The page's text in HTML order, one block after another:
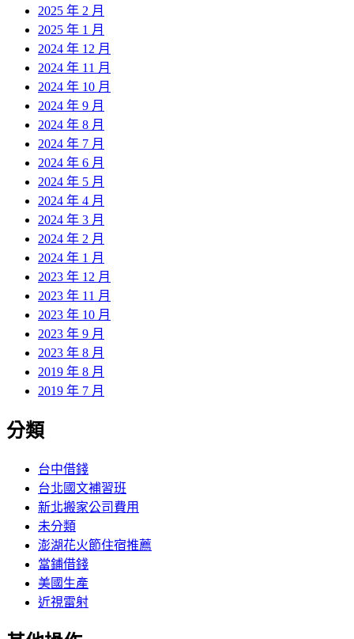
2025 年 2 月
2025 年 1 月
2024 年 12 月
2024 年 11 月
2024 年 10 月
2024 年 9 月
2024 年 8 月
2024 年 7 月
2024 年 6 月
2024 年 5 月
2024 年 4 月
2024 年 3 月
2024 年 2 月
2024 年 1 月
2023 年 12 月
2023 年 11 月
2023 年 10 月
2023 年 9 月
2023 年 8 月
2019 年 8 月
2019 年 7 月
分類
台中借錢
台北國文補習班
新北搬家公司費用
未分類
澎湖花火節住宿推薦
當鋪借錢
美國生產
近視雷射